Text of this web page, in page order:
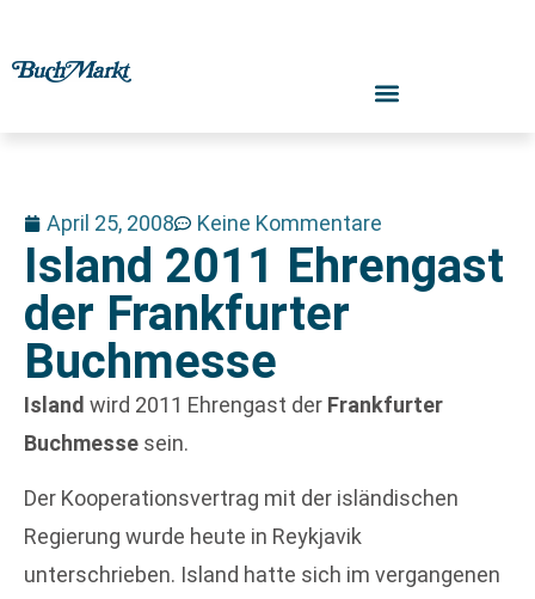
April 25, 2008 Keine Kommentare
Island 2011 Ehrengast
der Frankfurter
Buchmesse
Island wird 2011 Ehrengast der Frankfurter
Buchmesse sein.
Der Kooperationsvertrag mit der isländischen
Regierung wurde heute in Reykjavik
unterschrieben. Island hatte sich im vergangenen